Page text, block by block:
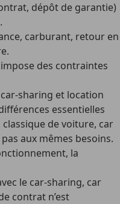
dépôt de garantie)
carburant, retour en
impose des contraintes
sharing et location
essentielles
de voiture, car
aux mêmes besoins.
la
le car-sharing, car
contrat n’est